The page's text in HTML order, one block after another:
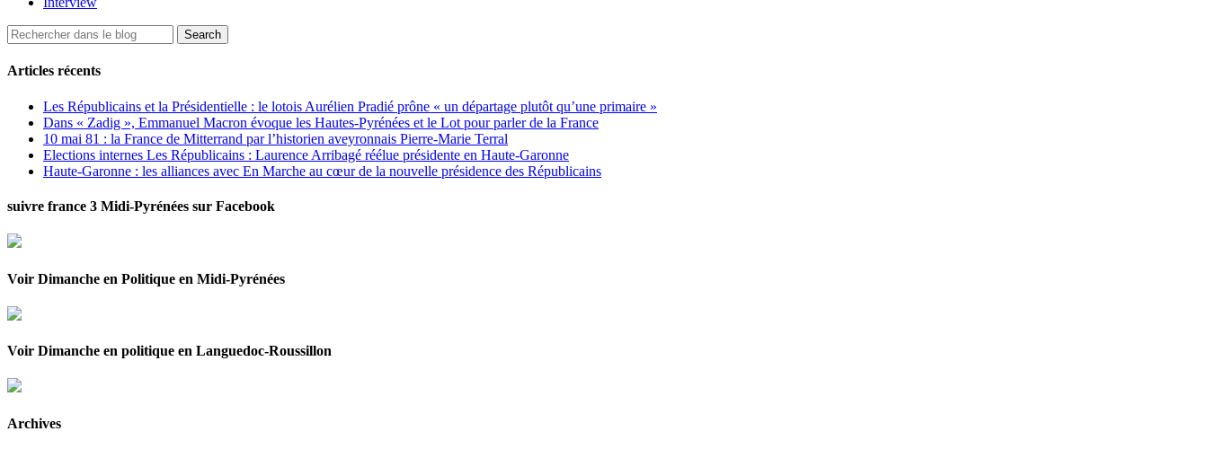
Articles récents
Les Républicains et la Présidentielle : le lotois Aurélien Pradié prône « un départage plutôt qu’une primaire »
Dans « Zadig », Emmanuel Macron évoque les Hautes-Pyrénées et le Lot pour parler de la France
10 mai 81 : la France de Mitterrand par l’historien aveyronnais Pierre-Marie Terral
Elections internes Les Républicains : Laurence Arribagé réélue présidente en Haute-Garonne
Haute-Garonne : les alliances avec En Marche au cœur de la nouvelle présidence des Républicains
suivre france 3 Midi-Pyrénées sur Facebook
Voir Dimanche en Politique en Midi-Pyrénées
Voir Dimanche en politique en Languedoc-Roussillon
Archives